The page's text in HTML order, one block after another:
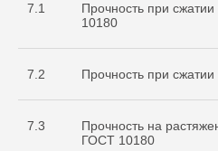
7.1
Прочность при
10180
7.2 Прочность при
7.3
Прочность на
ГОСТ 10180